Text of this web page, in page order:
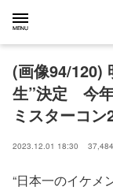
(画像94/120)
生”決定 今
ミスターコ
2023.12.01 18:30 37,484
“日本一のイケメ